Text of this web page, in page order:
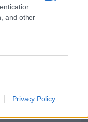
and other
Privacy Policy